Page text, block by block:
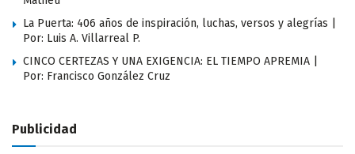
La Puerta: 406 años de inspiración, luchas, versos y alegrías |
Por: Luis A. Villarreal P.
CINCO CERTEZAS Y UNA EXIGENCIA: EL TIEMPO APREMIA |
Por: Francisco González Cruz
Publicidad